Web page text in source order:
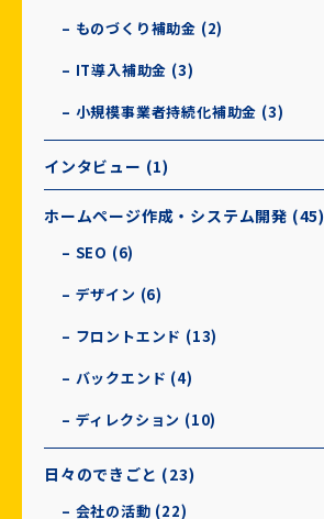
– ものづくり補助金 (2)
– IT導入補助金 (3)
– 小規模事業者持続化補助金 (3)
インタビュー (1)
ホームページ作成・システム開発 (45)
– SEO (6)
– デザイン (6)
– フロントエンド (13)
– バックエンド (4)
– ディレクション (10)
日々のできごと (23)
– 会社の活動 (22)